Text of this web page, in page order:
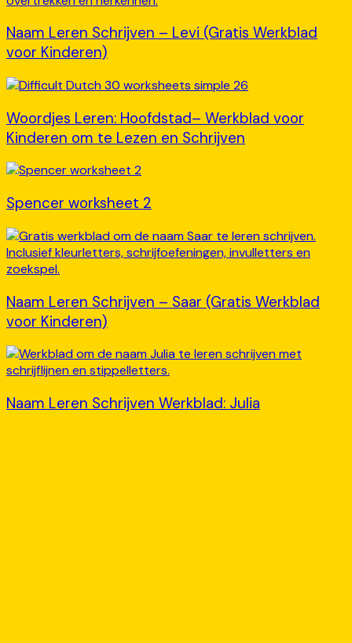
Naam Leren Schrijven – Levi (Gratis Werkblad
voor Kinderen)
Woordjes Leren: Hoofdstad– Werkblad voor
Kinderen om te Lezen en Schrijven
Spencer worksheet 2
Naam Leren Schrijven – Saar (Gratis Werkblad
voor Kinderen)
Naam Leren Schrijven Werkblad: Julia